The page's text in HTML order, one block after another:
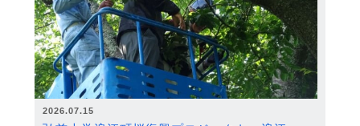
2026.07.15